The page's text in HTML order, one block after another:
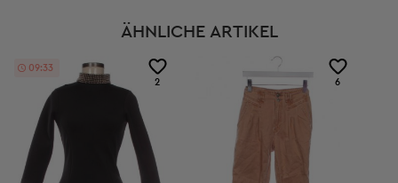
ÄHNLICHE ARTIKEL
2
09:32
6